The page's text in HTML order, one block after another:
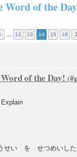
Word of the
12 13 14 15 16
of the Day!
い を せつめいした